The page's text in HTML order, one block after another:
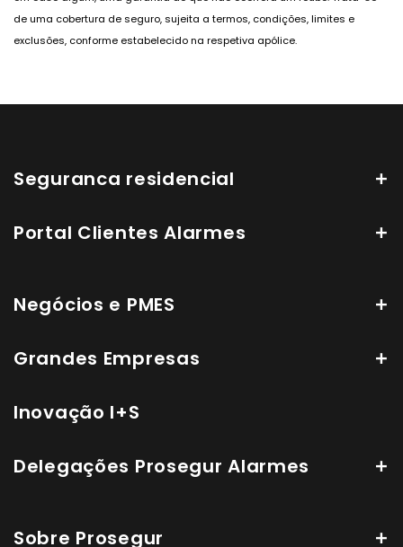
de uma cobertura de seguro, sujeita a termos, condições, limites e
exclusões, conforme estabelecido na respetiva apólice.
Seguranca residencial
Portal Clientes Alarmes
Negócios e PMES
Grandes Empresas
Inovação I+S
Delegações Prosegur Alarmes
Sobre Prosegur